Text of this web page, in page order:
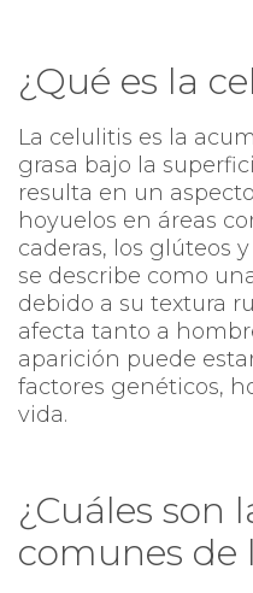
¿Qué es la
La celulitis es la
grasa bajo la
resulta en un
hoyuelos en áreas
caderas, los glúteos
se describe como
debido a su textura
afecta tanto a
aparición puede
factores genéticos,
vida.
¿Cuáles son
comunes de